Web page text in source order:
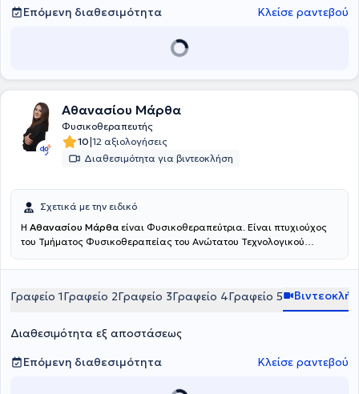
δραστηριότητες, χωρίς πόνο και με βελτιωμένη λειτουργικότητα.
Επόμενη διαθεσιμότητα
Κλείσε ραντεβού
Αθανασίου Μάρθα
Φυσικοθεραπευτής
10|12 αξιολογήσεις
Διαθεσιμότητα για βιντεοκλήση
Σχετικά με την ειδικό
Η Αθανασίου Μάρθα είναι Φυσικοθεραπεύτρια. Είναι πτυχιούχος
του Τμήματος Φυσικοθεραπείας του Ανώτατου Τεχνολογικού
πρακτική της άσκηση στο Γενικό Νοσοκομείο Αττικής ΚΑΤ. Είναι
Instructor (AF Studies - PMA), στο Clinical Pilates (ΚΕΔΙΒΙΜ
Epimorfosis - ΕΟΠΠΕΠ) και ως Personal Trainer (HNFC - NASM).
Επιπλέον, είναι κάτοχος διπλώματος στον Βιοϊατρικό Βελονισμό
από το Πανεπιστήμιο Δυτικής Αττικής και έχει εκπαιδευτεί στο
Manual Therapy από σχολή πιστοποιημένη από τη Διεθνή
Ομοσπονδία Μυοσκελετικής Φυσικοθεραπείας (IFOMPT),
εμβαθύνοντας στην αξιολόγηση και διαχείριση μυοσκελετικών
Γραφείο 1Γραφείο 2Γραφείο 3Γραφείο 4Γραφείο 5
Διαθεσιμότητα εξ αποστάσεως
Επόμενη διαθεσιμότητα
Κλείσε ραντεβού